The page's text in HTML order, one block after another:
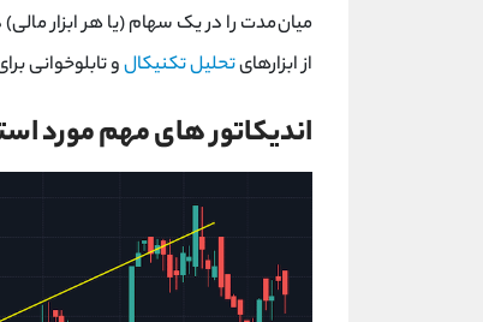
میان‌مدت را در یک سهام (یا هر ابزار
از ابزارهایتحلیل تکنیکالو تابلوخوانی
اندیکاتور های مهم مورد